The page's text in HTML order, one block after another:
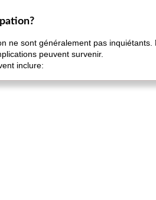
ne sont généralement pas
peuvent survenir.
inclure: